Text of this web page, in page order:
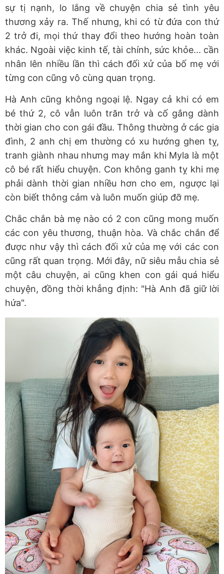
sự tị nạnh, lo lắng về chuyện chia sẻ tình yêu
thương xảy ra. Thế nhưng, khi có từ đứa con thứ
2 trở đi, mọi thứ thay đổi theo hướng hoàn toàn
khác. Ngoài việc kinh tế, tài chính, sức khỏe... cần
nhân lên nhiều lần thì cách đối xử của bố mẹ với
từng con cũng vô cùng quan trọng.
Hà Anh cũng không ngoại lệ. Ngay cả khi có em
bé thứ 2, cô vẫn luôn trăn trở và cố gắng dành
thời gian cho con gái đầu. Thông thường ở các gia
đình, 2 anh chị em thường có xu hướng ghen tỵ,
tranh giành nhau nhưng may mắn khi Myla là một
cô bé rất hiểu chuyện. Con không ganh tỵ khi mẹ
phải dành thời gian nhiều hơn cho em, ngược lại
còn biết thông cảm và luôn muốn giúp đỡ mẹ.
Chắc chắn bà mẹ nào có 2 con cũng mong muốn
các con yêu thương, thuận hòa. Và chắc chắn để
được như vậy thì cách đối xử của mẹ với các con
cũng rất quan trọng. Mới đây, nữ siêu mẫu chia sẻ
một câu chuyện, ai cũng khen con gái quá hiểu
chuyện, đồng thời khẳng định: "Hà Anh đã giữ lời
hứa".